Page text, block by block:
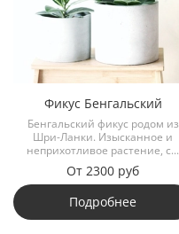
Фикус Бенгальский
Бенгальский фикус родом из
Шри-Ланки. Изысканное и
неприхотливое растение, с...
От 2300 руб
Подробнее